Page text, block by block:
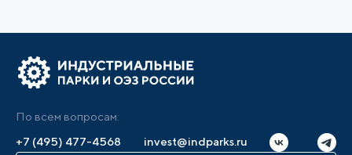
По всем вопросам:
+7 (495) 477-4568
invest@indparks.ru